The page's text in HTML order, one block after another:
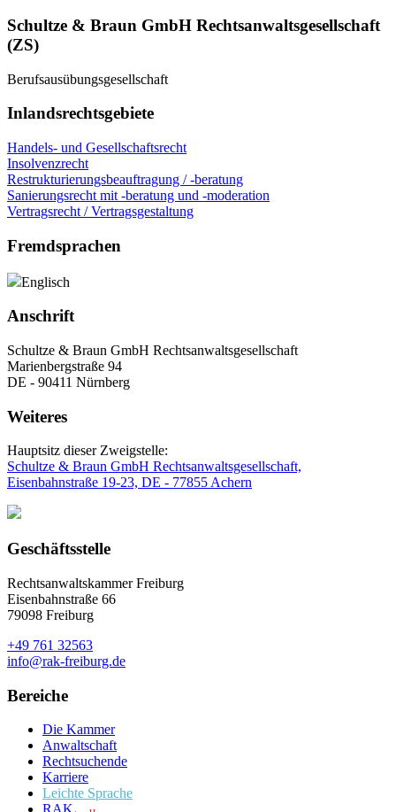
Schultze & Braun GmbH Rechtsanwaltsgesellschaft
(ZS)
Berufsausübungsgesellschaft
Inlandsrechtsgebiete
Handels- und Gesellschaftsrecht
Insolvenzrecht
Restrukturierungsbeauftragung / -beratung
Sanierungsrecht mit -beratung und -moderation
Vertragsrecht / Vertragsgestaltung
Fremdsprachen
Englisch
Anschrift
Schultze & Braun GmbH Rechtsanwaltsgesellschaft
Marienbergstraße 94
DE - 90411 Nürnberg
Weiteres
Hauptsitz dieser Zweigstelle:
Schultze & Braun GmbH Rechtsanwaltsgesellschaft,
Eisenbahnstraße 19-23, DE - 77855 Achern
Geschäftsstelle
Rechtsanwaltskammer Freiburg
Eisenbahnstraße 66
79098 Freiburg
+49 761 32563
info@rak-freiburg.de
Bereiche
Die Kammer
Anwaltschaft
Rechtsuchende
Karriere
Leichte Sprache